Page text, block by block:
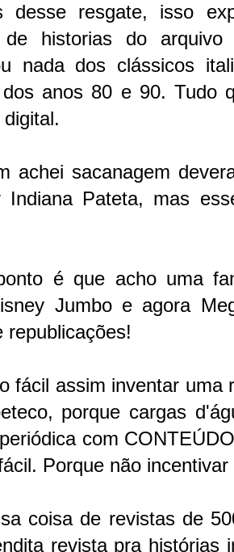
desse resgate, isso
de historias do
nada dos clássicos
dos anos 80 e 90. Tudo
achei sacanagem
Indiana Pateta, mas
é que acho uma
Jumbo e agora
republicações!
fácil assim inventar uma
porque cargas
com
Porque não
coisa de revistas de
revista pra histórias